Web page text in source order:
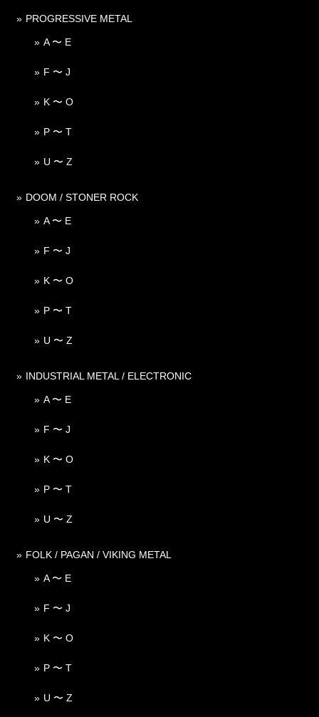
PROGRESSIVE METAL
A 〜 E
F 〜 J
K 〜 O
P 〜 T
U 〜 Z
DOOM / STONER ROCK
A 〜 E
F 〜 J
K 〜 O
P 〜 T
U 〜 Z
INDUSTRIAL METAL / ELECTRONIC
A 〜 E
F 〜 J
K 〜 O
P 〜 T
U 〜 Z
FOLK / PAGAN / VIKING METAL
A 〜 E
F 〜 J
K 〜 O
P 〜 T
U 〜 Z